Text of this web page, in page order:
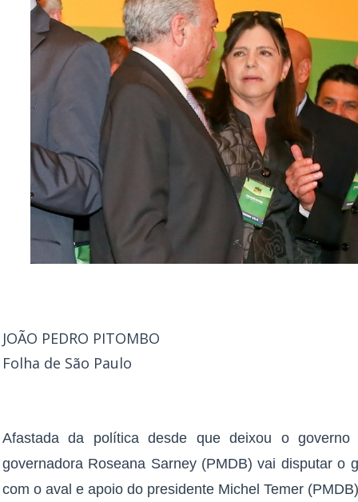
JOÃO PEDRO PITOMBO
Folha de São Paulo
Afastada da política desde que deixou o
governadora Roseana Sarney (PMDB) vai disputar o
com o aval e apoio do presidente Michel Temer